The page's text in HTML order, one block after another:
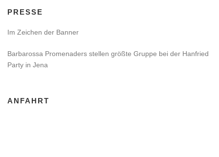
PRESSE
Im Zeichen der Banner
Barbarossa Promenaders stellen größte Gruppe bei der Hanfried
Party in Jena
ANFAHRT